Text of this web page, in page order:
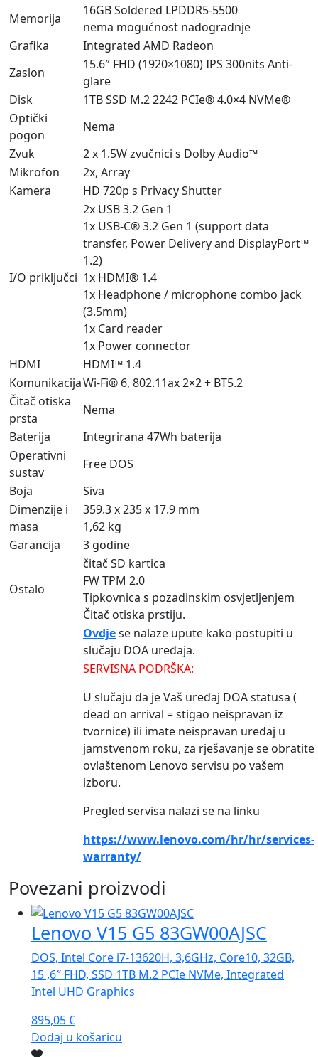
Memorija
16GB Soldered LPDDR5-5500
nema mogućnost nadogradnje
Grafika
Integrated AMD Radeon
Zaslon
15.6″ FHD (1920×1080) IPS 300nits Anti-
glare
Disk
1TB SSD M.2 2242 PCIe® 4.0×4 NVMe®
Optički
pogon
Nema
Zvuk
2 x 1.5W zvučnici s Dolby Audio™
Mikrofon
2x, Array
Kamera
HD 720p s Privacy Shutter
I/O priključci
2x USB 3.2 Gen 1
1x USB-C® 3.2 Gen 1 (support data
transfer, Power Delivery and DisplayPort™
1.2)
1x HDMI® 1.4
1x Headphone / microphone combo jack
(3.5mm)
1x Card reader
1x Power connector
HDMI
HDMI™ 1.4
KomunikacijaWi-Fi® 6, 802.11ax 2×2 + BT5.2
Čitač otiska
prsta
Nema
Baterija
Integrirana 47Wh baterija
Operativni
sustav
Free DOS
Boja
Siva
Dimenzije i
masa
359.3 x 235 x 17.9 mm
1,62 kg
Garancija
3 godine
Ostalo
čitač SD kartica
FW TPM 2.0
Tipkovnica s pozadinskim osvjetljenjem
Čitač otiska prstiju.
Ovdjese nalaze upute kako postupiti u
slučaju DOA uređaja.
SERVISNA PODRŠKA:
U slučaju da je Vaš uređaj DOA statusa (
dead on arrival = stigao neispravan iz
tvornice) ili imate neispravan uređaj u
jamstvenom roku, za rješavanje se obratite
ovlaštenom Lenovo servisu po vašem
izboru.
Pregled servisa nalazi se na linku
https://www.lenovo.com/hr/hr/services-
warranty/
Povezani proizvodi
Lenovo V15 G5 83GW00AJSC
DOS, Intel Core i7-13620H, 3,6GHz, Core10, 32GB,
15 ,6″ FHD, SSD 1TB M.2 PCIe NVMe, Integrated
Intel UHD Graphics
895,05€
Dodaj u košaricu